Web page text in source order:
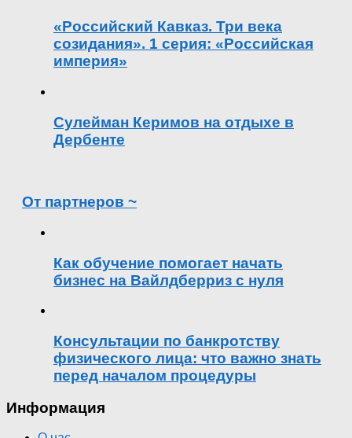
«Российский Кавказ. Три века
созидания». 1 серия: «Российская
империя»
Сулейман Керимов на отдыхе в
Дербенте
От партнеров ~
Как обучение помогает начать
бизнес на Вайлдберриз с нуля
Консультации по банкротству
физического лица: что важно знать
перед началом процедуры
Информация